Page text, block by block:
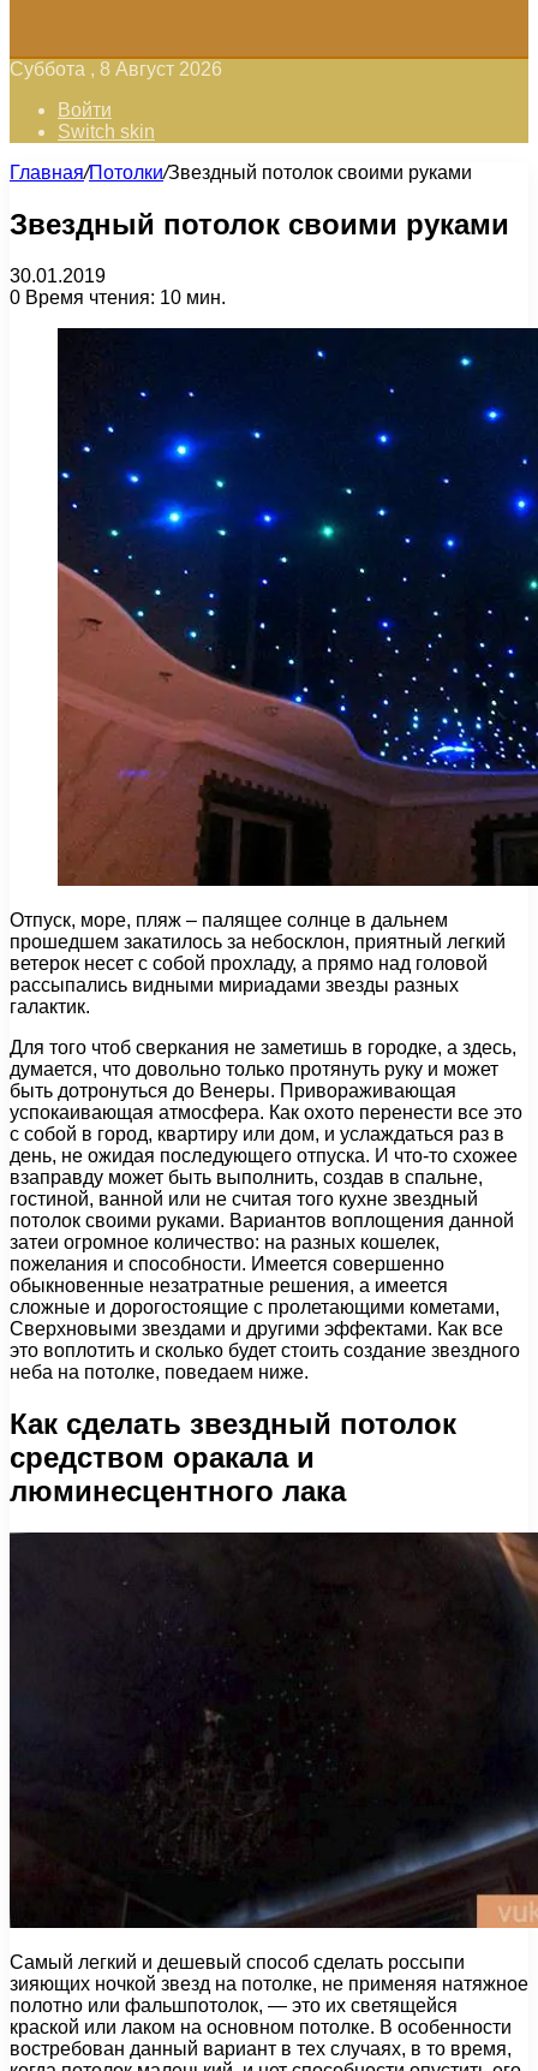
Суббота , 8 Август 2026
Войти
Switch skin
Главная/Потолки/Звездный потолок своими руками
Звездный потолок своими руками
30.01.2019
0 Время чтения: 10 мин.
Отпуск, море, пляж – палящее солнце в дальнем
прошедшем закатилось за небосклон, приятный легкий
ветерок несет с собой прохладу, а прямо над головой
рассыпались видными мириадами звезды разных
галактик.
Для того чтоб сверкания не заметишь в городке, а здесь,
думается, что довольно только протянуть руку и может
быть дотронуться до Венеры. Привораживающая
успокаивающая атмосфера. Как охото перенести все это
с собой в город, квартиру или дом, и услаждаться раз в
день, не ожидая последующего отпуска. И что-то схожее
взаправду может быть выполнить, создав в спальне,
гостиной, ванной или не считая того кухне звездный
потолок своими руками. Вариантов воплощения данной
затеи огромное количество: на разных кошелек,
пожелания и способности. Имеется совершенно
обыкновенные незатратные решения, а имеется
сложные и дорогостоящие с пролетающими кометами,
Сверхновыми звездами и другими эффектами. Как все
это воплотить и сколько будет стоить создание звездного
неба на потолке, поведаем ниже.
Как сделать звездный потолок
средством оракала и
люминесцентного лака
Самый легкий и дешевый способ сделать россыпи
зияющих ночкой звезд на потолке, не применяя натяжное
полотно или фальшпотолок, — это их светящейся
краской или лаком на основном потолке. В особенности
востребован данный вариант в тех случаях, в то время,